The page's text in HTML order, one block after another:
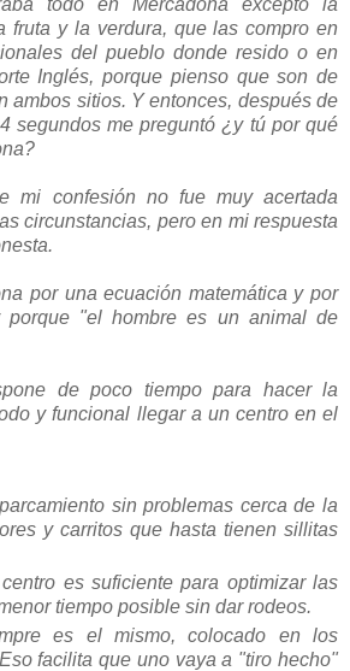
fruta y la verdura, que las compro en
del pueblo donde resido o en
Inglés, porque pienso que son de
ambos sitios. Y entonces, después de
segundos me preguntó ¿y tú por qué
mi confesión no fue muy acertada
circunstancias, pero en mi respuesta
por una ecuación matemática y por
"el hombre es un animal de
de poco tiempo para hacer la
y funcional llegar a un centro en el
sin problemas cerca de la
y carritos que hasta tienen sillitas
es suficiente para optimizar las
tiempo posible sin dar rodeos.
es el mismo, colocado en los
facilita que uno vaya a "tiro hecho"